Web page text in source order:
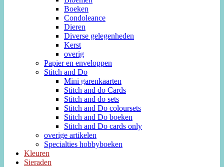
Boeken
Condoleance
Dieren
Diverse gelegenheden
Kerst
overig
Papier en enveloppen
Stitch and Do
Mini garenkaarten
Stitch and do Cards
Stitch and do sets
Stitch and Do coloursets
Stitch and Do boeken
Stitch and Do cards only
overige artikelen
Specialties hobbyboeken
Kleuren
Sieraden